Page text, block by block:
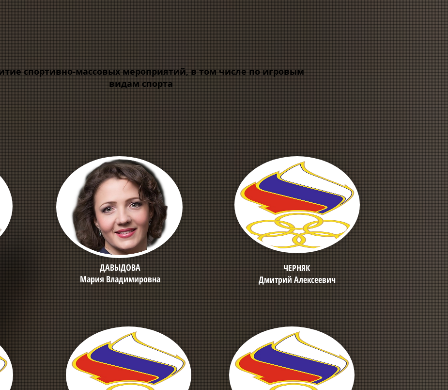
спортивно-массовых мероприятий, в том числе по игровым
видам спорта
ДАВЫДОВА
Мария Владимировна
ЧЕРНЯК
Дмитрий Алексеевич